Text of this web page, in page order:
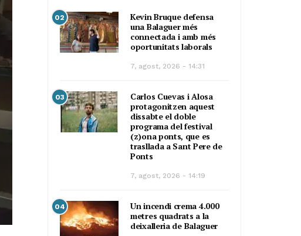
02
Kevin Bruque defensa
una Balaguer més
connectada i amb més
oportunitats laborals
7, agost, 2026 - 14:31
03
Carlos Cuevas i Alosa
protagonitzen aquest
dissabte el doble
programa del festival
(z)ona ponts, que es
trasllada a Sant Pere de
Ponts
7, agost, 2026 - 14:19
04
Un incendi crema 4.000
metres quadrats a la
deixalleria de Balaguer